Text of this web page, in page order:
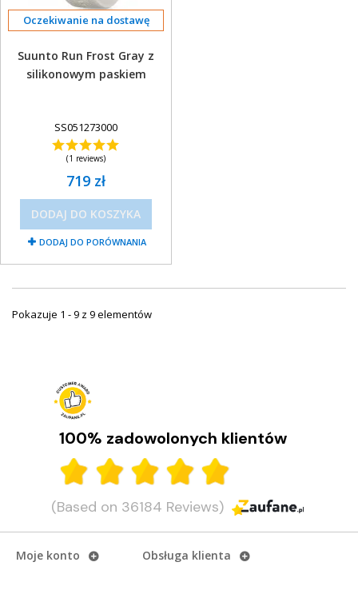
Oczekiwanie na dostawę
Suunto Run Frost Gray z
silikonowym paskiem
SS051273000
(1 reviews)
719 zł
DODAJ DO KOSZYKA
DODAJ DO PORÓWNANIA
Pokazuje 1 - 9 z 9 elementów
100% zadowolonych klientów
(Based on 36184 Reviews)
Moje konto Obsługa klienta